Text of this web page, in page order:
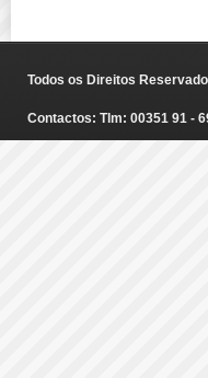
Todos os Direitos
Contactos: Tlm: 00351 91 -